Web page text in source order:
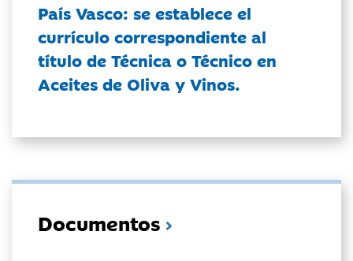
País Vasco: se establece el
currículo correspondiente al
título de Técnica o Técnico en
Aceites de Oliva y Vinos.
Documentos